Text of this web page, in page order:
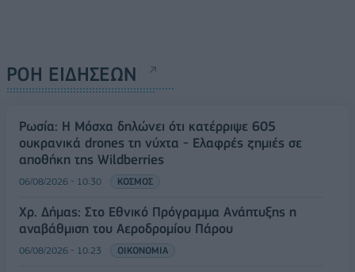
ΡΟΗ ΕΙΔΗΣΕΩΝ
Ρωσία: Η Μόσχα δηλώνει ότι κατέρριψε 605
ουκρανικά drones τη νύχτα - Ελαφρές ζημιές σε
αποθήκη της Wildberries
06/08/2026 - 10:30 ΚΟΣΜΟΣ
Χρ. Δήμας: Στο Εθνικό Πρόγραμμα Ανάπτυξης η
αναβάθμιση του Αεροδρομίου Πάρου
06/08/2026 - 10:23 ΟΙΚΟΝΟΜΙΑ